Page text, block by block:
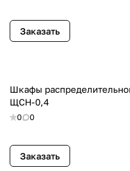
Заказать
Шкафы
ЩСН-0,4
0 0
Заказать